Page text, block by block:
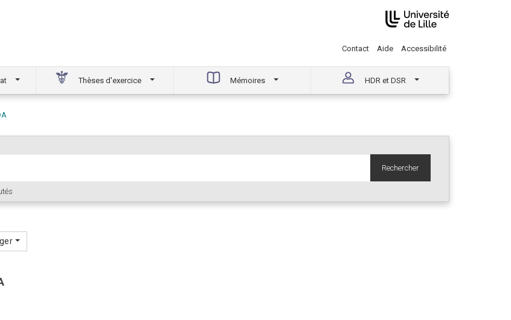
Contact Aide Accessibilité
Thèses d'exercice Mémoires HDR et DSR
Rechercher